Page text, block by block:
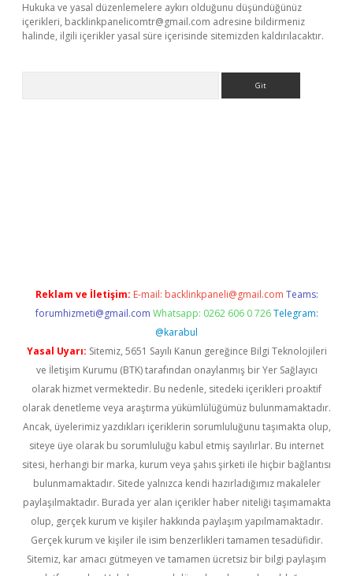
Hukuka ve yasal düzenlemelere aykırı olduğunu düşündüğünüz
içerikleri, backlinkpanelicomtr@gmail.com adresine bildirmeniz
halinde, ilgili içerikler yasal süre içerisinde sitemizden kaldırılacaktır.
Reklam ve İletişim: E-mail: backlinkpaneli@gmail.com Teams:
forumhizmeti@gmail.com Whatsapp: 0262 606 0 726 Telegram:
@karabul
Yasal Uyarı: Sitemiz, 5651 Sayılı Kanun gereğince Bilgi Teknolojileri
ve İletişim Kurumu (BTK) tarafından onaylanmış bir Yer Sağlayıcı
olarak hizmet vermektedir. Bu nedenle, sitedeki içerikleri proaktif
olarak denetleme veya araştırma yükümlülüğümüz bulunmamaktadır.
Ancak, üyelerimiz yazdıkları içeriklerin sorumluluğunu taşımakta olup,
siteye üye olarak bu sorumluluğu kabul etmiş sayılırlar. Bu internet
sitesi, herhangi bir marka, kurum veya şahıs şirketi ile hiçbir bağlantısı
bulunmamaktadır. Sitede yalnızca kendi hazırladığımız makaleler
paylaşılmaktadır. Burada yer alan içerikler haber niteliği taşımamakta
olup, gerçek kurum ve kişiler hakkında paylaşım yapılmamaktadır.
Gerçek kurum ve kişiler ile isim benzerlikleri tamamen tesadüfidir.
Sitemiz, kar amacı gütmeyen ve tamamen ücretsiz bir bilgi paylaşım